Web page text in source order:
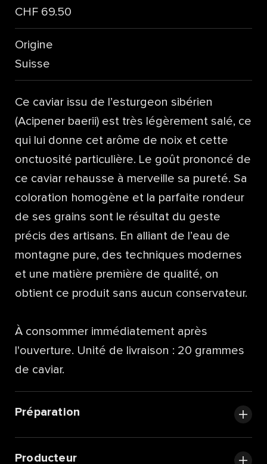
CHF 69.50
Origine
Suisse
Ce caviar issu de l’esturgeon sibérien
(Acipener baerii) est très légèrement salé, ce
qui lui donne cet arôme de noix et cette
onctuosité particulière. Le goût prononcé de
ce caviar rehausse à merveille sa pureté. Sa
coloration homogène et la parfaite rondeur
de ses grains sont le résultat du geste
précis des artisans. En alliant de l’eau de
montagne pure, des techniques modernes
et une matière première de qualité, on
obtient ce produit sans aucun conservateur.
À consommer immédiatement après
l'ouverture. Unité de livraison : 20 grammes
de caviar.
Préparation
Producteur